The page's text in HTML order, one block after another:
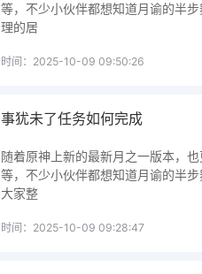
等，不少小伙伴都想知道月谕的半
理的居
时间：2025-10-09 09:50:26
事犹未了任务如何完成
随着原神上新的最新月之一版本，
等，不少小伙伴都想知道月谕的半
大家整
时间：2025-10-09 09:28:47